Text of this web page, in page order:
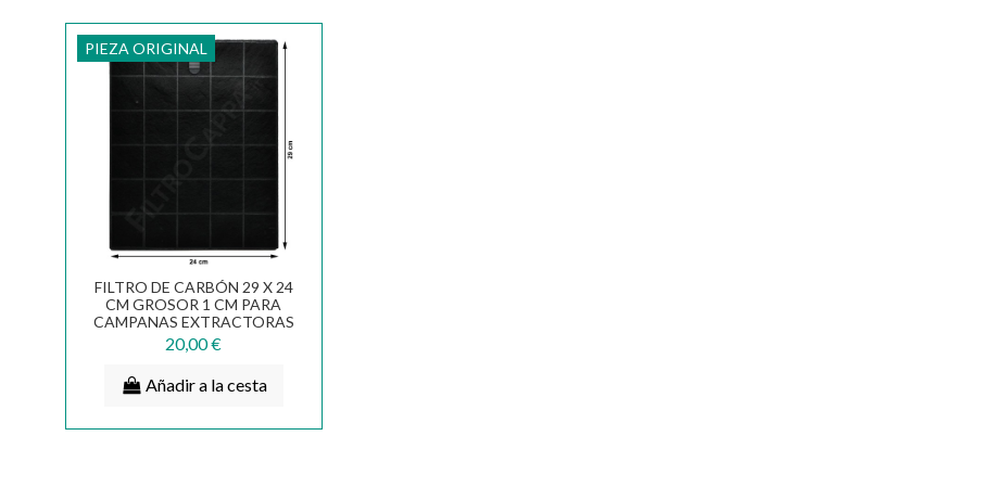
PIEZA ORIGINAL
FILTRO DE CARBÓN 29 X 24
CM GROSOR 1 CM PARA
CAMPANAS EXTRACTORAS
AIRONE...
20,00 €
Añadir a la cesta